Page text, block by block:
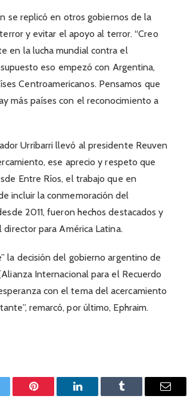
se replicó en otros gobiernos de la
y evitar el apoyo al terror. “Creo
en la lucha mundial contra el
eso empezó con Argentina,
Centroamericanos. Pensamos que
más países con el reconocimiento a
Urribarri llevó al presidente Reuven
ese aprecio y respeto que
Entre Ríos, el trabajo que en
incluir la conmemoración del
2011, fueron hechos destacados y
para América Latina.
la decisión del gobierno argentino de
Internacional para el Recuerdo
con el tema del acercamiento
remarcó, por último, Ephraim.
Pinterest LinkedIn Tumblr Email